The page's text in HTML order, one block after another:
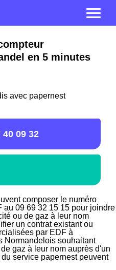
en 5 minutes
avec papernest
40 09 32
composer le numéro
09 69 32 15 15 pour joindre
ou de gaz à leur nom
un contrat existant ou
par EDF à
Normandelois souhaitant
gaz à leur nom auprès d'un
service papernest peuvent